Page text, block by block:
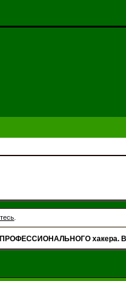
.
ПРОФЕССИОНАЛЬНОГО хакера.